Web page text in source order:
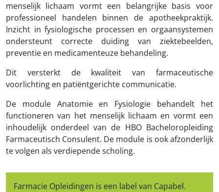
menselijk lichaam vormt een belangrijke basis voor
professioneel handelen binnen de apotheekpraktijk.
Inzicht in fysiologische processen en orgaansystemen
ondersteunt correcte duiding van ziektebeelden,
preventie en medicamenteuze behandeling.
Dit versterkt de kwaliteit van farmaceutische
voorlichting en patiëntgerichte communicatie.
De module Anatomie en Fysiologie behandelt het
functioneren van het menselijk lichaam en vormt een
inhoudelijk onderdeel van de HBO Bacheloropleiding
Farmaceutisch Consulent. De module is ook afzonderlijk
te volgen als verdiepende scholing.
Farmacie Opleidingen is een label van Capabel.